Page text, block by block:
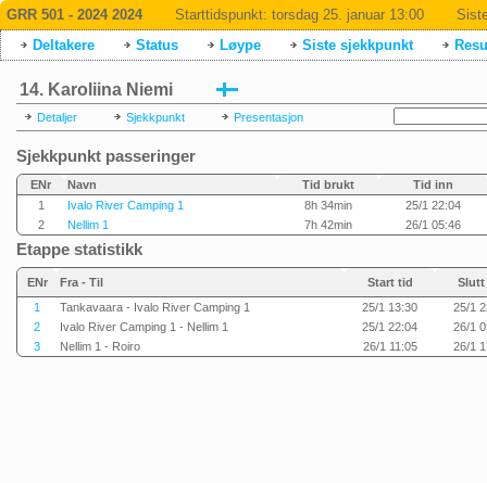
GRR 501 - 2024 2024 Starttidspunkt: torsdag 25. januar 13:00
Deltakere
Status Løype Siste sjekkpunkt
14. Karoliina Niemi
Detaljer Sjekkpunkt Presentasjon
Sjekkpunkt passeringer
ENr Navn Tid brukt
Tid inn
1
Ivalo River Camping 1 8h 34min
25/1 22:04
2
Nellim 1 7h 42min 26/1 05:46
Etappe statistikk
ENr Fra - Til Start tid
1
Tankavaara - Ivalo River Camping 1 25/1 13:30
25/1
2
Ivalo River Camping 1 - Nellim 1 25/1 22:04
26/1
3
Nellim 1 - Roiro 26/1 11:05 26/1